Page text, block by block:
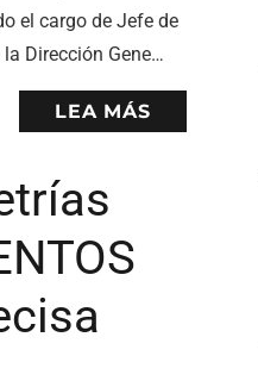
el cargo de Jefe de
Dirección Gene…
LEA MÁS